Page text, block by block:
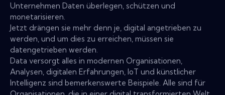
Unternehmen Daten überlegen, schützen und
monetarisieren.
Jetzt drängen sie mehr denn je, digital angetrieben zu
werden, und um dies zu erreichen, müssen sie
datengetrieben werden.
Data versorgt alles in modernen Organisationen,
Analysen, digitalen Erfahrungen, IoT und künstlicher
Intelligenz sind bemerkenswerte Beispiele. Alle sind für